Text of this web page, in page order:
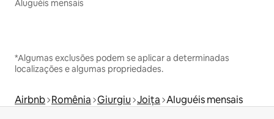
Aluguéis mensais
*Algumas exclusões podem se aplicar a determinadas
localizações e algumas propriedades.
Airbnb Romênia Giurgiu Joița Aluguéis mensais